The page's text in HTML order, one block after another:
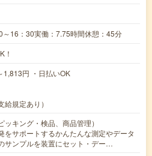
～16：30実働：7.75時間休憩：45分
！
1,813円 ・日払いOK
規定あり）
ッキング・検品、商品管理）
をサポートするかんたんな測定やデータ
ンプルを装置にセット・デー…